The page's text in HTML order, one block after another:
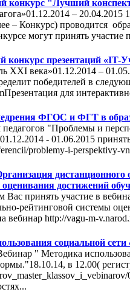
конкурс "Лучший
–
– Конкурс) проводится
могут принять участие
конкурс презентаций «IT-
XXI века»01.12.2014 –
победителей в
для
ФГОС и ФГТ в
педагогов "Проблемы и
- 01.06.2015
problemy-i-perspektivy-
дистанционного
достижений
принять участие в
рейтинговой системы
вебинар http://vagu-m-
социальной
" Методика
в 12.00(